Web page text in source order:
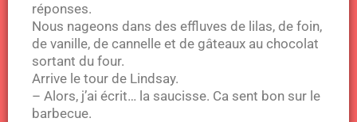
réponses.
Nous nageons dans des effluves de lilas, de foin,
de vanille, de cannelle et de gâteaux au chocolat
sortant du four.
Arrive le tour de Lindsay.
– Alors, j’ai écrit… la saucisse. Ca sent bon sur le
barbecue.